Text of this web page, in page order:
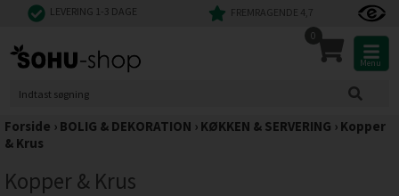
LEVERING 1-3 DAGE FREMRAGENDE 4,7
0
Menu
Forside › BOLIG & DEKORATION › KØKKEN & SERVERING › Kopper
& Krus
Kopper & Krus